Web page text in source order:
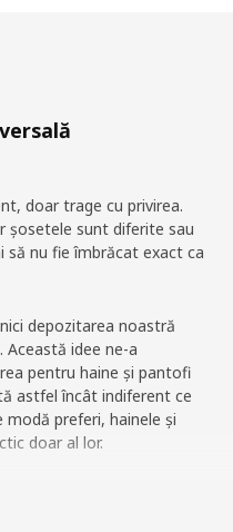
doar trage cu privirea.
șosetele sunt diferite sau
să nu fie îmbrăcat exact ca
depozitarea noastră
idee ne-a
pentru haine și pantofi
astfel încât indiferent ce
preferi, hainele și
doar al lor.